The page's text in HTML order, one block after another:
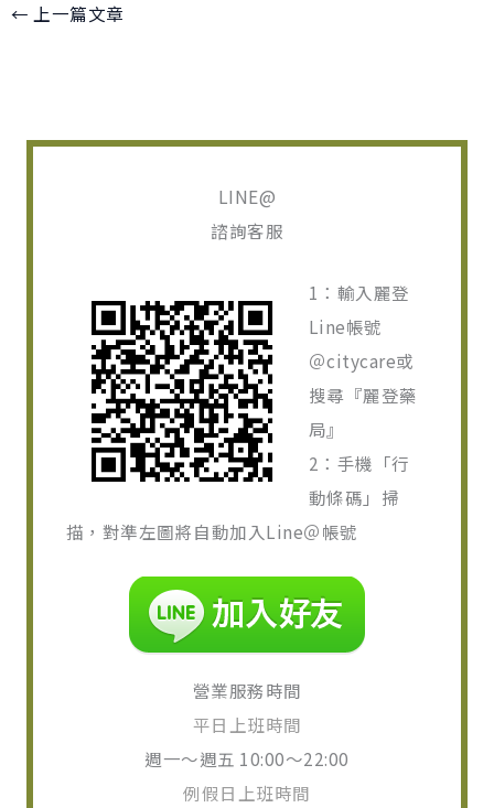
← 上一篇文章
LINE@
諮詢客服
1：輸入麗登
Line帳號
＠citycare或
搜尋『麗登藥
局』
2：手機「行
動條碼」掃
描，對準左圖將自動加入Line＠帳號
營業服務時間
平日上班時間
週一～週五 10:00～22:00
例假日上班時間